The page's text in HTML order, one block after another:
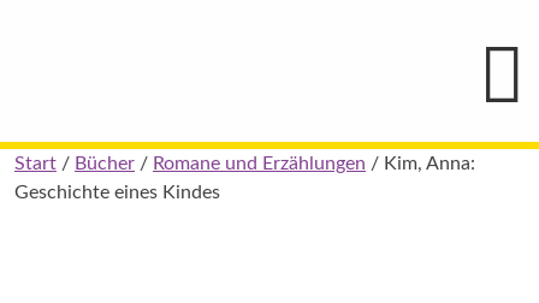
Pauline
von
Skip
to
Start / Bücher / Romane und Erzählungen / Kim, Anna:
Geschichte eines Kindes